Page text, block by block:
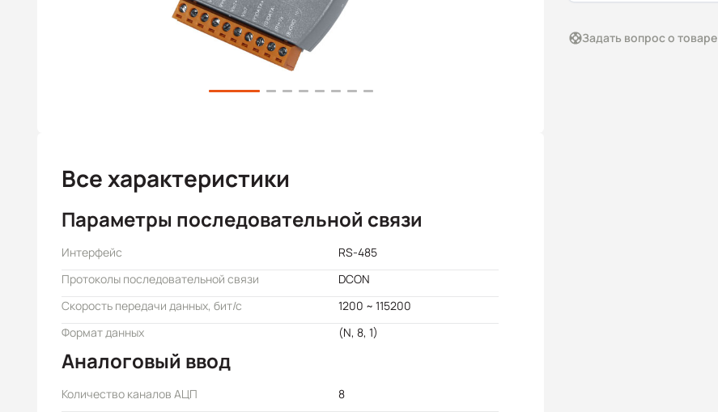
Задать вопрос о товаре
Все характеристики
Параметры последовательной связи
Интерфейс
RS-485
Протоколы последовательной связи
DCON
Скорость передачи данных, бит/с
1200 ~ 115200
Формат данных
(N, 8, 1)
Аналоговый ввод
Количество каналов АЦП
8